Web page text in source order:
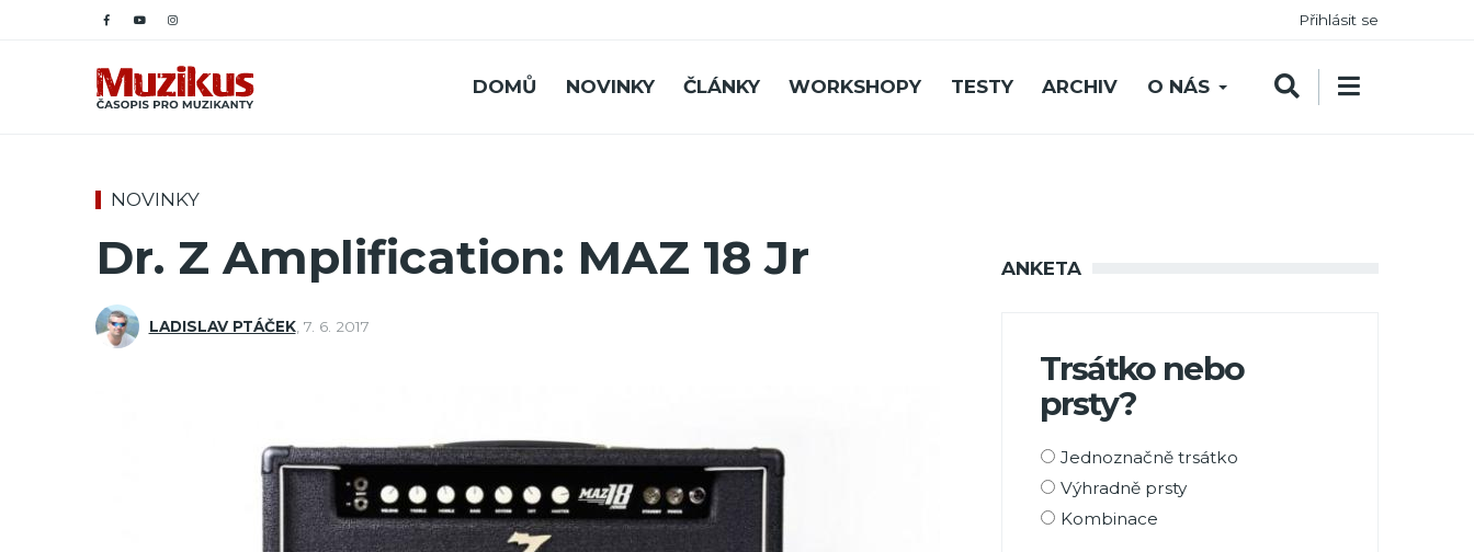
Přihlásit se
DOMŮ NOVINKY ČLÁNKY WORKSHOPY TESTY ARCHIV O NÁS
NOVINKY
Dr. Z Amplification: MAZ 18 Jr
LADISLAV PTÁČEK, 7. 6. 2017
ANKETA
Trsátko nebo
prsty?
Možnosti
výběru
Jednoznačně trsátko
Výhradně prsty
Kombinace